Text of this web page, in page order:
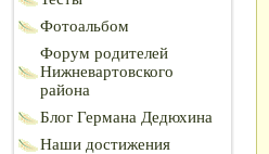
Фотоальбом
Форум родителей
Нижневартовского
района
Блог Германа Дедюхина
Наши достижения